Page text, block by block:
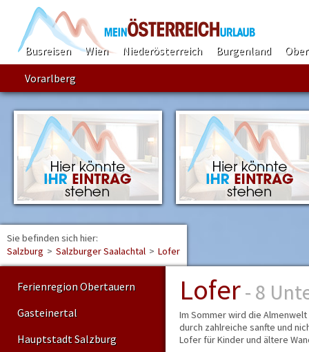
Busreisen Wien Niederösterreich Burgenland
Vorarlberg
Sie befinden sich hier:
Salzburg > Salzburger Saalachtal > Lofer
Ferienregion Obertauern
Gasteinertal
Hauptstadt Salzburg
Lofer- 8
Im Sommer wird die
durch zahlreiche sanfte und
Lofer für Kinder und ältere